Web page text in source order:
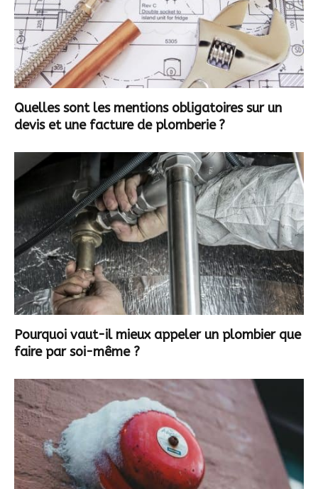
Quelles sont les mentions obligatoires sur un
devis et une facture de plomberie ?
Pourquoi vaut-il mieux appeler un plombier que
faire par soi-même ?